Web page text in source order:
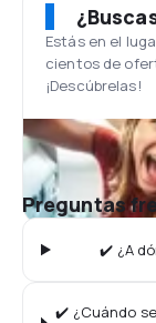
Estás en el
cientos de
¡Descúbrelas!
Preguntas
✔️ ¿A
✔️ ¿Cuándo